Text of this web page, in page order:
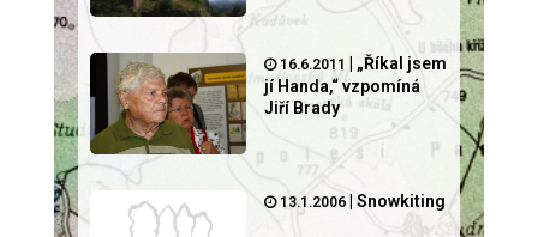
16.6.2011
„Říkal jsem
jí Handa,“ vzpomíná
Jiří Brady
13.1.2006| Snowkiting